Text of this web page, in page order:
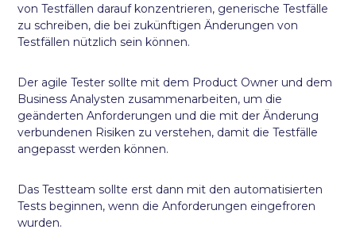
von Testfällen darauf konzentrieren, generische Testfälle
zu schreiben, die bei zukünftigen Änderungen von
Testfällen nützlich sein können.
Der agile Tester sollte mit dem Product Owner und dem
Business Analysten zusammenarbeiten, um die
geänderten Anforderungen und die mit der Änderung
verbundenen Risiken zu verstehen, damit die Testfälle
angepasst werden können.
Das Testteam sollte erst dann mit den automatisierten
Tests beginnen, wenn die Anforderungen eingefroren
wurden.